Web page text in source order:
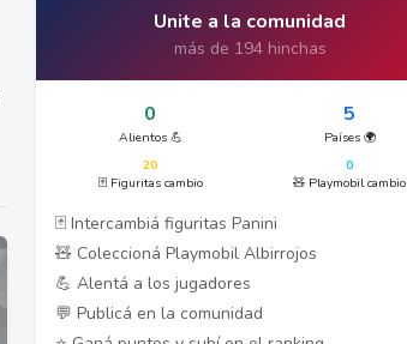
Unite a la comunidad
más de 194 hinchas
0
Alientos 💪
5
Países 🌍
20
🃏 Figuritas cambio
0
🧸 Playmobil cambio
🃏 Intercambiá figuritas Panini
🧸 Coleccioná Playmobil Albirrojos
💪 Alentá a los jugadores
💬 Publicá en la comunidad